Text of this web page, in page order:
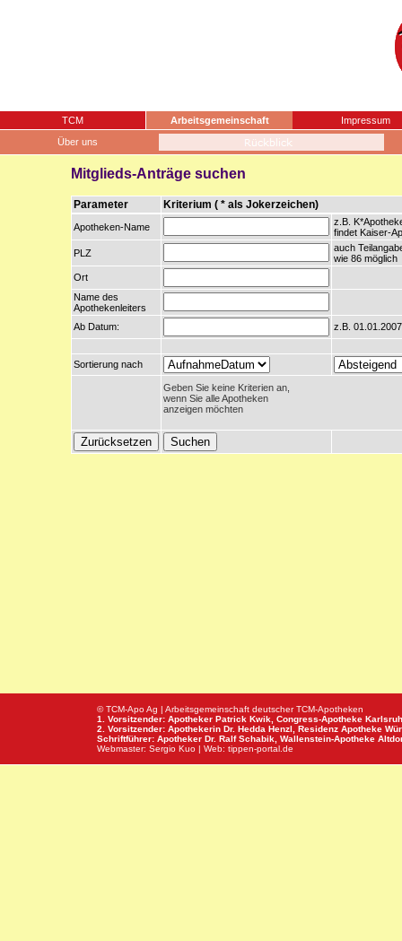
TCM Arbeitsgemeinschaft
Impressum
Über uns
Mitglieds-Anträge suchen
Parameter Kriterium ( * als Jokerzeichen)
Apotheken-Name
z.B.
findet Kaiser-
PLZ
auch
wie 86 möglich
Ort
Name des
Apothekenleiters
Ab Datum:
z.B. 01.01.2007
Sortierung nach
Geben Sie keine Kriterien an,
wenn Sie alle Apotheken
anzeigen möchten
© TCM-Apo Ag | Arbeitsgemeinschaft deutscher TCM-Apotheken
1. Vorsitzender: Apotheker Patrick Kwik, Congress-Apotheke
2. Vorsitzender: Apothekerin Dr. Hedda Henzl, Residenz Apotheke
Schriftführer: Apotheker Dr. Ralf Schabik, Wallenstein-Apotheke
Webmaster: Sergio Kuo | Web: tippen-portal.de